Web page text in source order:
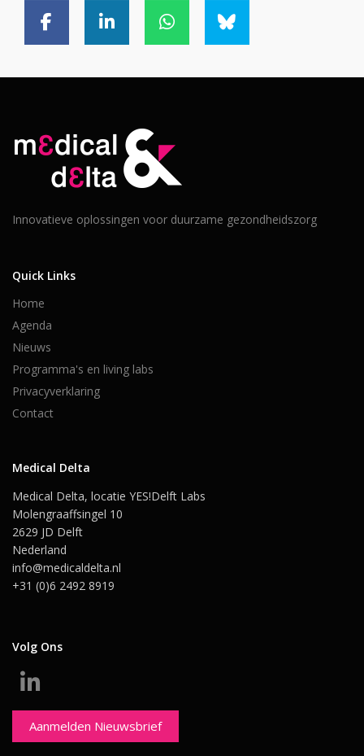
Innovatieve oplossingen voor duurzame gezondheidszorg
Quick Links
Home
Agenda
Nieuws
Programma's en living labs
Privacyverklaring
Contact
Medical Delta
Medical Delta, locatie YES!Delft Labs
Molengraaffsingel 10
2629 JD Delft
Nederland
info@medicaldelta.nl
+31 (0)6 2492 8919
Volg Ons
Aanmelden Nieuwsbrief